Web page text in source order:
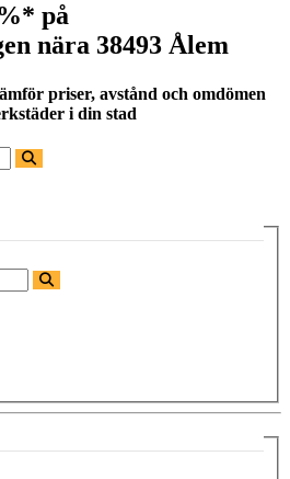
på
nära 38493 Ålem
priser, avstånd och omdömen
i din stad